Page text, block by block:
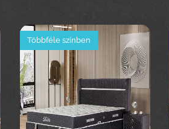
Többféle színben